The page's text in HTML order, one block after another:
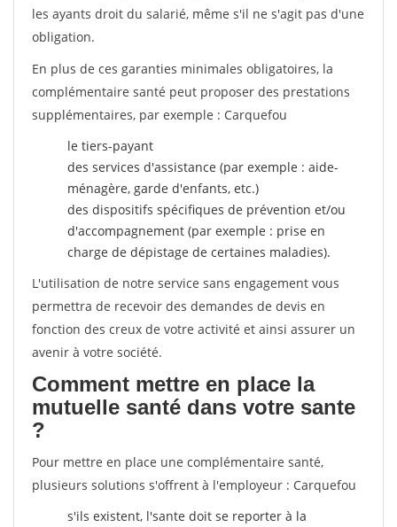
les ayants droit du salarié, même s'il ne s'agit pas d'une
obligation.
En plus de ces garanties minimales obligatoires, la
complémentaire santé peut proposer des prestations
supplémentaires, par exemple : Carquefou
le tiers-payant
des services d'assistance (par exemple : aide-
ménagère, garde d'enfants, etc.)
des dispositifs spécifiques de prévention et/ou
d'accompagnement (par exemple : prise en
charge de dépistage de certaines maladies).
L'utilisation de notre service sans engagement vous
permettra de recevoir des demandes de devis en
fonction des creux de votre activité et ainsi assurer un
avenir à votre société.
Comment mettre en place la
mutuelle santé dans votre sante
?
Pour mettre en place une complémentaire santé,
plusieurs solutions s'offrent à l'employeur : Carquefou
s'ils existent, l'sante doit se reporter à la